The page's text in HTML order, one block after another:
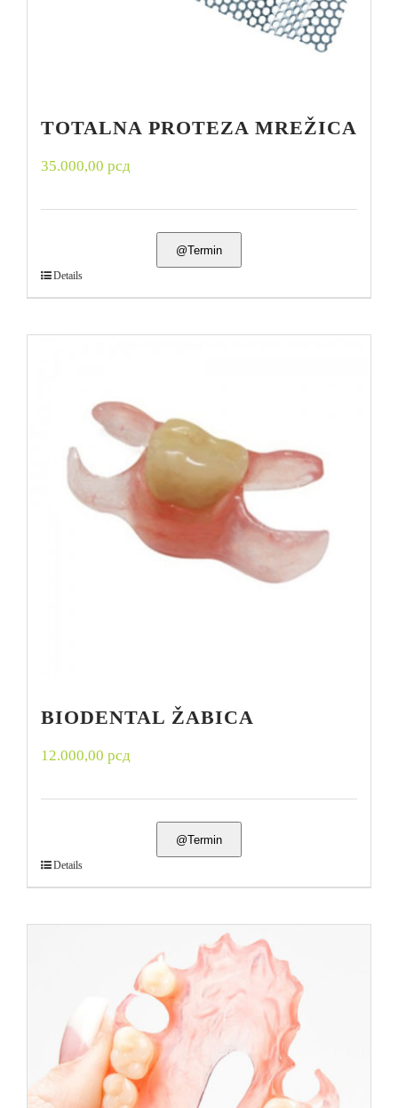
TOTALNA PROTEZA MREŽICA
35.000,00 рсд
@Termin
Details
BIODENTAL ŽABICA
12.000,00 рсд
@Termin
Details